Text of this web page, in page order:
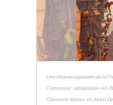
Une Histoire populaire de la
Commune: adaptation en
Clément Xavier et Alain